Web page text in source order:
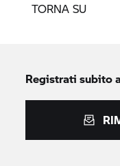
TORNA SU
Registrati subito